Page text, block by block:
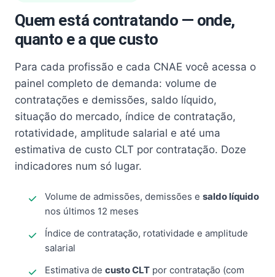
Quem está contratando — onde,
quanto e a que custo
Para cada profissão e cada CNAE você acessa o
painel completo de demanda: volume de
contratações e demissões, saldo líquido,
situação do mercado, índice de contratação,
rotatividade, amplitude salarial e até uma
estimativa de custo CLT por contratação. Doze
indicadores num só lugar.
Volume de admissões, demissões e saldo líquido
nos últimos 12 meses
Índice de contratação, rotatividade e amplitude
salarial
Estimativa de custo CLT por contratação (com